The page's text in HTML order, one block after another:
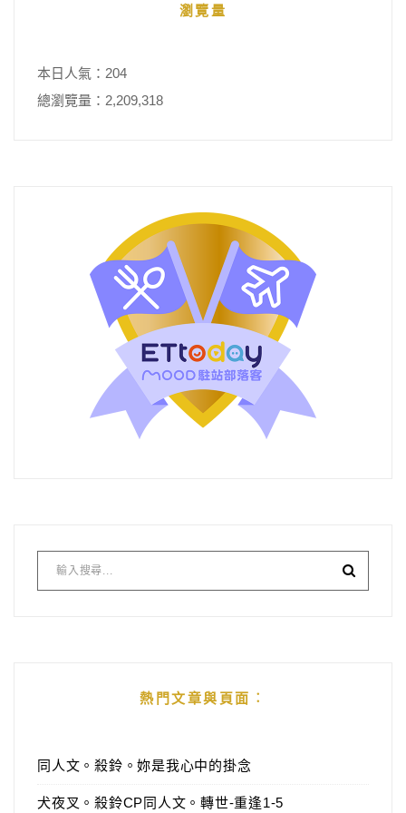
瀏覽量
本日人氣：204
總瀏覽量：2,209,318
熱門文章與頁面︰
同人文。殺鈴。妳是我心中的掛念
犬夜叉。殺鈴CP同人文。轉世-重逢1-5